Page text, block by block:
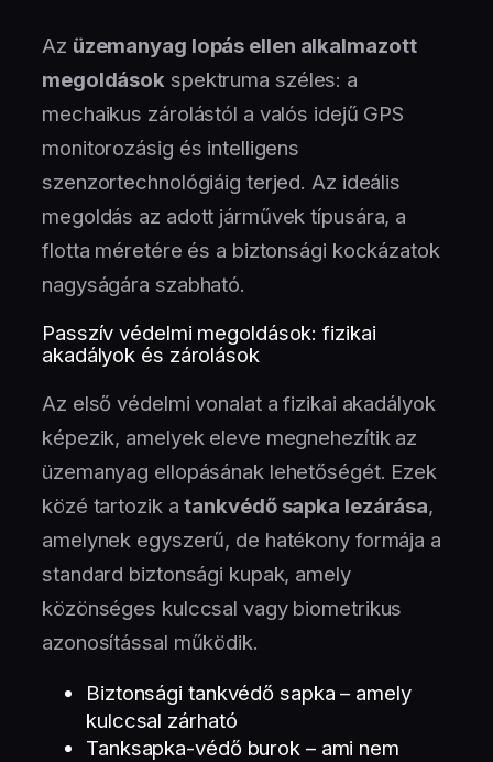
Az üzemanyag lopás ellen alkalmazott
megoldások spektruma széles: a
mechaikus zárolástól a valós idejű GPS
monitorozásig és intelligens
szenzortechnológiáig terjed. Az ideális
megoldás az adott járművek típusára, a
flotta méretére és a biztonsági kockázatok
nagyságára szabható.
Passzív védelmi megoldások: fizikai
akadályok és zárolások
Az első védelmi vonalat a fizikai akadályok
képezik, amelyek eleve megnehezítik az
üzemanyag ellopásának lehetőségét. Ezek
közé tartozik atankvédő sapka lezárása,
amelynek egyszerű, de hatékony formája a
standard biztonsági kupak, amely
közönséges kulccsal vagy biometrikus
azonosítással működik.
Biztonsági tankvédő sapka – amely
kulccsal zárható
Tanksapka-védő burok – ami nem